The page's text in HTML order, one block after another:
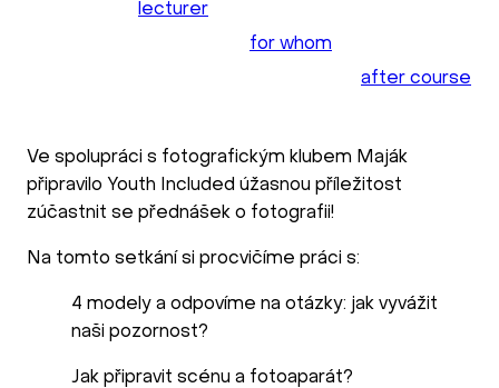
lecturer
for whom
after course
Ve spolupráci s fotografickým klubem Maják
připravilo Youth Included úžasnou příležitost
zúčastnit se přednášek o fotografii!
Na tomto setkání si procvičíme práci s:
4 modely a odpovíme na otázky: jak vyvážit
naši pozornost?
Jak připravit scénu a fotoaparát?